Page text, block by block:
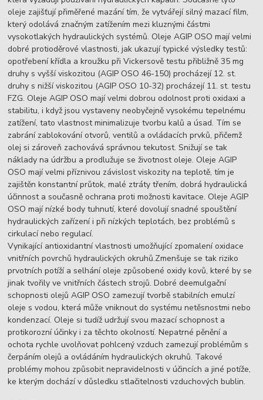
oleje zajišťují přiměřené mazání tím, že vytvářejí silný mazací film,
který odolává značným zatížením mezi kluznými částmi
vysokotlakých hydraulických systémů. Oleje AGIP OSO mají velmi
dobré protioděrové vlastnosti, jak ukazují typické výsledky testů:
opotřebení křídla a kroužku při Vickersově testu přibližně 35 mg
druhy s vyšší viskozitou (AGIP OSO 46-150) procházejí 12. st.
druhy s nižší viskozitou (AGIP OSO 10-32) procházejí 11. st. testu
FZG. Oleje AGIP OSO mají velmi dobrou odolnost proti oxidaxi a
stabilitu, i když jsou vystaveny neobyčejně vysokému tepelnému
zatížení, tato vlastnost minimalizuje tvorbu kalů a úsad. Tím se
zabrání zablokování otvorů, ventilů a ovládacích prvků, přičemž
olej si zároveň zachovává správnou tekutost. Snižují se tak
náklady na údržbu a prodlužuje se životnost oleje. Oleje AGIP
OSO mají velmi příznivou závislost viskozity na teplotě, tím je
zajištěn konstantní průtok, malé ztráty třením, dobrá hydraulická
účinnost a současně ochrana proti možnosti kavitace. Oleje AGIP
OSO mají nízké body tuhnutí, které dovolují snadné spouštění
hydraulických zařízení i při nízkých teplotách, bez problémů s
cirkulací nebo regulací.
Vynikající antioxidantní vlastnosti umožňující zpomalení oxidace
vnitřních povrchů hydraulických okruhů.Zmenšuje se tak riziko
prvotních potíží a selhání oleje způsobené oxidy kovů, které by se
jinak tvořily ve vnitřních částech strojů. Dobré deemulgační
schopnosti olejů AGIP OSO zamezují tvorbě stabilních emulzí
oleje s vodou, která může vniknout do systému netěsnostmi nebo
kondenzací. Oleje si tudíž udržují svou mazací schopnost a
protikorozní účinky i za těchto okolností. Nepatrné pěnění a
ochota rychle uvolňovat pohlcený vzduch zamezují problémům s
čerpáním olejů a ovládáním hydraulických okruhů. Takové
problémy mohou způsobit nepravidelnosti v účincích a jiné potíže,
ke kterým dochází v důsledku stlačitelnosti vzduchových bublin.